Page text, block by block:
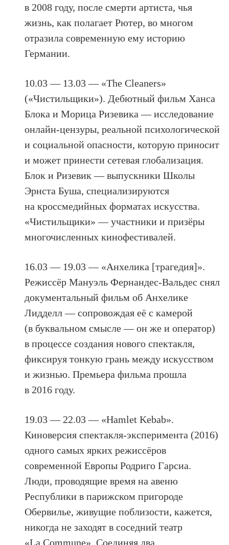
в 2008 году, после смерти артиста, чья
жизнь, как полагает Рютер, во многом
отразила современную ему историю
Германии.
10.03 — 13.03 — «The Cleaners»
(«Чистильщики»). Дебютный фильм Ханса
Блока и Морица Ризевика — исследование
онлайн-цензуры, реальной психологической
и социальной опасности, которую приносит
и может принести сетевая глобализация.
Блок и Ризевик — выпускники Школы
Эрнста Буша, специализируются
на кроссмедийных форматах искусства.
«Чистильщики» — участники и призёры
многочисленных кинофестивалей.
16.03 — 19.03 — «Анхелика [трагедия]».
Режиссёр Мануэль Фернандес-Вальдес снял
документальный фильм об Анхелике
Лидделл — сопровождая её с камерой
(в буквальном смысле — он же и оператор)
в процессе создания нового спектакля,
фиксируя тонкую грань между искусством
и жизнью. Премьера фильма прошла
в 2016 году.
19.03 — 22.03 — «Hamlet Kebab».
Киноверсия спектакля-эксперимента (2016)
одного самых ярких режиссёров
современной Европы Родриго Гарсиа.
Люди, проводящие время на авеню
Республики в парижском пригороде
Обервилье, живущие поблизости, кажется,
никогда не заходят в соседний театр
«La Commune». Соединяя два